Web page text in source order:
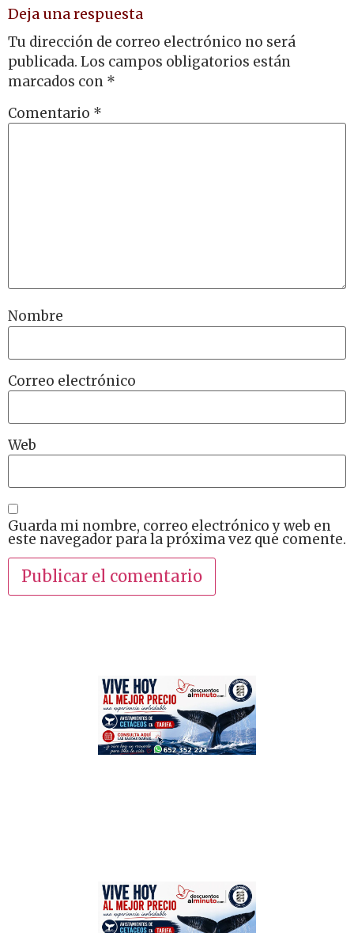
Deja una respuesta
Tu dirección de correo electrónico no será
publicada. Los campos obligatorios están
marcados con *
Comentario *
Nombre
Correo electrónico
Web
Guarda mi nombre, correo electrónico y web en
este navegador para la próxima vez que comente.